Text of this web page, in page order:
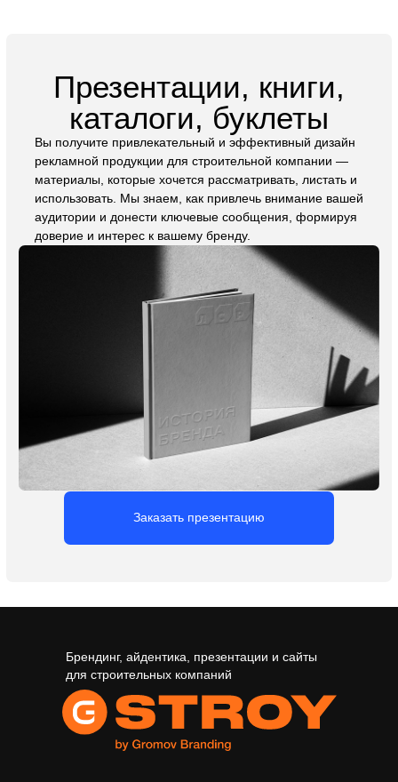
Брендинг, айдентика, презентации и сайты
для строительных компаний